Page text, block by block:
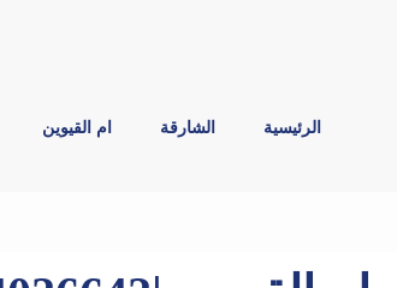
الرئيسية الشارقة ام القيوين